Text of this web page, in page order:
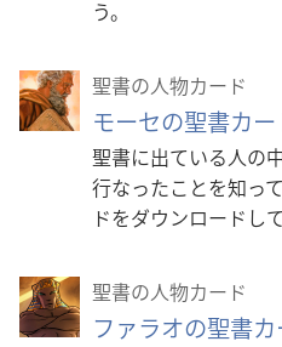
う。
聖書の人物カード
モーセの聖書カー
聖書に出ている人の
行なったことを知っ
ドをダウンロードし
聖書の人物カード
ファラオの聖書カ